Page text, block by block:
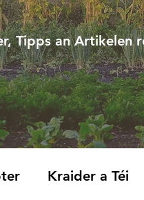
Tipps an Artikelen
Kraider a Téi